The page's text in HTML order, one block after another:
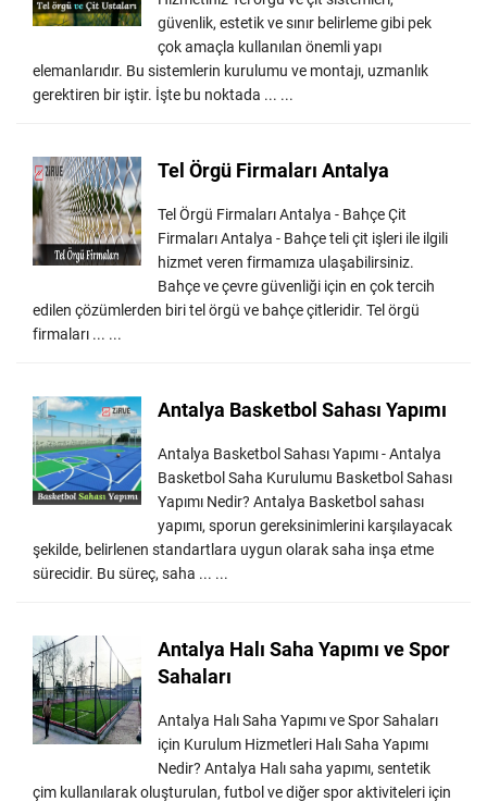
güvenlik, estetik ve sınır belirleme gibi pek
çok amaçla kullanılan önemli yapı
elemanlarıdır. Bu sistemlerin kurulumu ve montajı, uzmanlık
gerektiren bir iştir. İşte bu noktada ... ...
Tel Örgü Firmaları Antalya
Tel Örgü Firmaları Antalya - Bahçe Çit
Firmaları Antalya - Bahçe teli çit işleri ile ilgili
hizmet veren firmamıza ulaşabilirsiniz.
Bahçe ve çevre güvenliği için en çok tercih
edilen çözümlerden biri tel örgü ve bahçe çitleridir. Tel örgü
firmaları ... ...
Antalya Basketbol Sahası Yapımı
Antalya Basketbol Sahası Yapımı - Antalya
Basketbol Saha Kurulumu Basketbol Sahası
Yapımı Nedir? Antalya Basketbol sahası
yapımı, sporun gereksinimlerini karşılayacak
şekilde, belirlenen standartlara uygun olarak saha inşa etme
sürecidir. Bu süreç, saha ... ...
Antalya Halı Saha Yapımı ve Spor
Sahaları
Antalya Halı Saha Yapımı ve Spor Sahaları
için Kurulum Hizmetleri Halı Saha Yapımı
Nedir? Antalya Halı saha yapımı, sentetik
çim kullanılarak oluşturulan, futbol ve diğer spor aktiviteleri için